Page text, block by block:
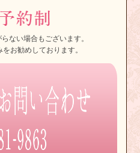
ない場合もございます。
お勧めしております。